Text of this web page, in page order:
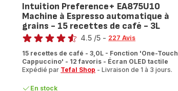
Intuition Preference+ EA875U10
Machine à Espresso automatique à
grains - 15 recettes de café - 3L
Note
4.5 /5 - 227 Avis
15 recettes de café - 3,0L - Fonction 'One-Touch
Cappuccino' - 12 favoris - Écran OLED tactile
Expédié par Tefal Shop - Livraison de 1 à 3 jours.
En stock